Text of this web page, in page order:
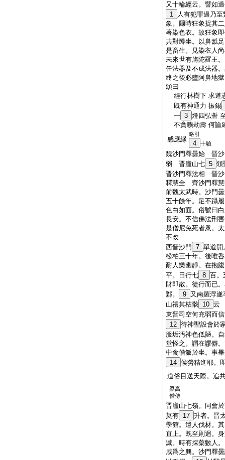
又十輪經云。譬如
1
人有犯罪過乃
象。爾時狂象捉其
著染色衣。故狂象
共對蹲坐。以鼻舐
是畜生。見染衣人
未來世有旃陀羅王
任法器及不成法器
終之後必墮阿鼻地獄
頌曰
經行林樹下 求道
既有神通力 振錫
一 3 燈四弘誓
不貪曠劫壽 何論
感應縁
略引
4 十驗
魏沙門釋曇始 晋
弱 晋廬山七 5
晋沙門釋法相 晋沙
釋慧全 齊沙門釋
前魏太武時。沙門
五十餘年。足不躡
色白如面。俗號曰
長安。不信佛法刑
是僧尼免死者衆。
不改
西晋沙門
7 單道開
松柏三十年。後唯
耐人樂幽靜。在抱
平。日行七 8 百。
財即散。徒行而已
鄴。
9 又南羅浮
山禮其枯骸 10 云
東晋司空何充弱而
12 待神聖設會於
服垢汚神色低陋。
堂怪之。謂在謬僻
中食僧飯於坐。事
14 侯勞精進耶。
道俗目送天際。追
梁高
僧傳
晋廬山七嶺。同會
莫有 17 升者。晋
學館。遣人伐材。
直上。既至則迴。
滅。時有採藥數人
咸爲之興。沙門釋